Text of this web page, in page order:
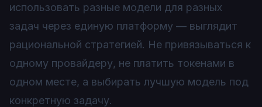
использовать разные модели для разных
задач через единую платформу — выглядит
рациональной стратегией. Не привязываться к
одному провайдеру, не платить токенами в
одном месте, а выбирать лучшую модель под
конкретную задачу.